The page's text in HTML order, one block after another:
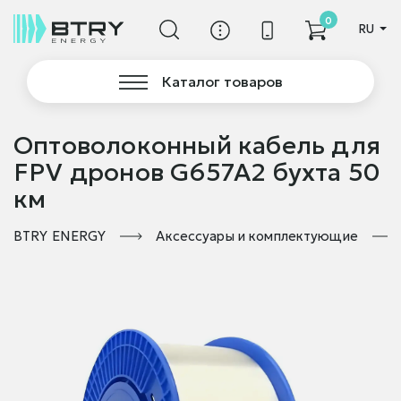
0
RU
Каталог товаров
Оптоволоконный кабель для
FPV дронов G657A2 бухта 50
км
BTRY ENERGY Аксессуары и комплектующие